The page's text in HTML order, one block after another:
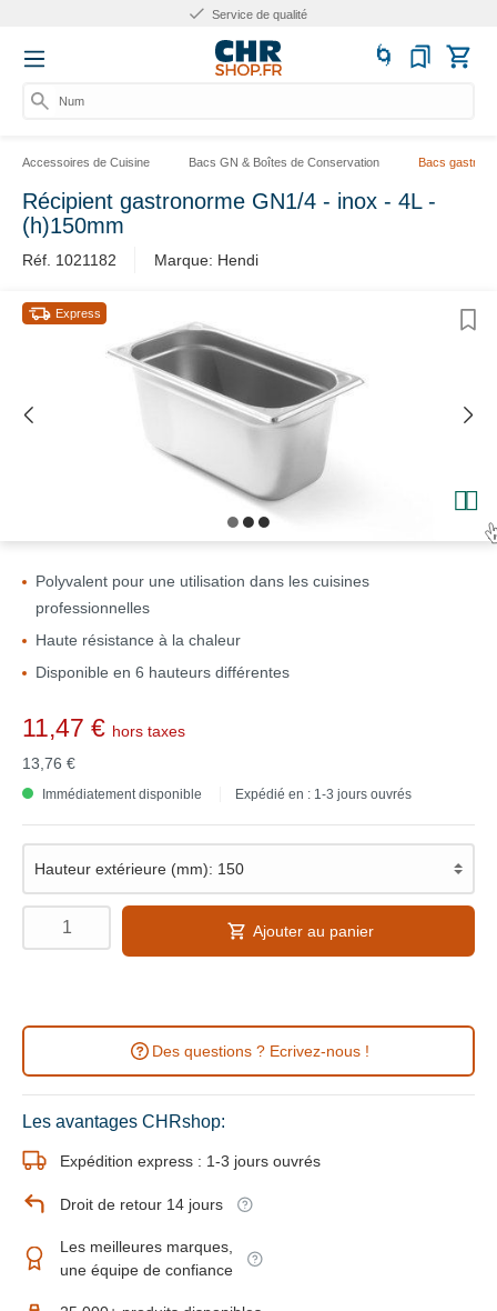
Service de qualité
Numér
Accessoires de Cuisine Bacs GN & Boîtes de Conservation Bacs
Récipient gastronorme GN1/4 - inox - 4L -
(h)150mm
Réf. 1021182 Marque: Hendi
Express
Polyvalent pour une utilisation dans les cuisines
professionnelles
Haute résistance à la chaleur
Disponible en 6 hauteurs différentes
11,47 € hors taxes
13,76 €
Immédiatement disponible Expédié en : 1-3 jours ouvrés
Ajouter au panier
Des questions ? Ecrivez-nous !
Les avantages CHRshop:
Expédition express : 1-3 jours ouvrés
Droit de retour 14 jours
Les meilleures marques,
une équipe de confiance